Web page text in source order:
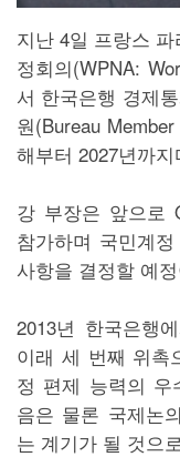
지난 4일 프랑스
정회의(WPNA:
서 한국은행 경제
원(Bureau
해부터 2027년까지
강 부장은 앞으로
참가하며 국민계
사항을 결정할 예
2013년 한국은행
이래 세 번째 위촉
정 편제 능력의 우
음은 물론 국제논
는 계기가 될 것으